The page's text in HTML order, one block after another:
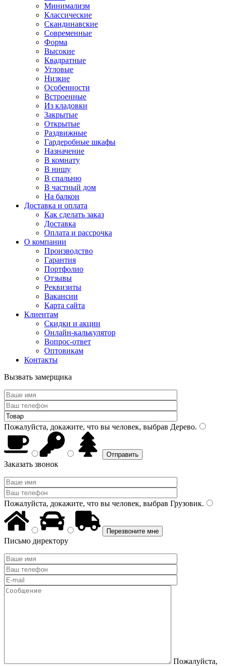
Минимализм
Классические
Скандинавские
Современные
Форма
Высокие
Квадратные
Угловые
Низкие
Особенности
Встроенные
Из кладовки
Закрытые
Открытые
Раздвижные
Гардеробные шкафы
Назначение
В комнату
В нишу
В спальню
В частный дом
На балкон
Доставка и оплата
Как сделать заказ
Доставка
Оплата и рассрочка
О компании
Производство
Гарантия
Портфолио
Отзывы
Реквизиты
Вакансии
Карта сайта
Клиентам
Скидки и акции
Онлайн-калькулятор
Вопрос-ответ
Оптовикам
Контакты
Вызвать замерщика
Пожалуйста, докажите, что вы человек, выбрав Дерево.
Заказать звонок
Пожалуйста, докажите, что вы человек, выбрав Грузовик.
Письмо директору
Пожалуйста,